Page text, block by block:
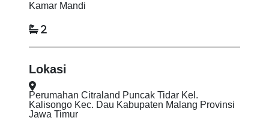
Kamar Mandi
2
Lokasi
Perumahan Citraland Puncak Tidar Kel.
Kalisongo Kec. Dau Kabupaten Malang Provinsi
Jawa Timur